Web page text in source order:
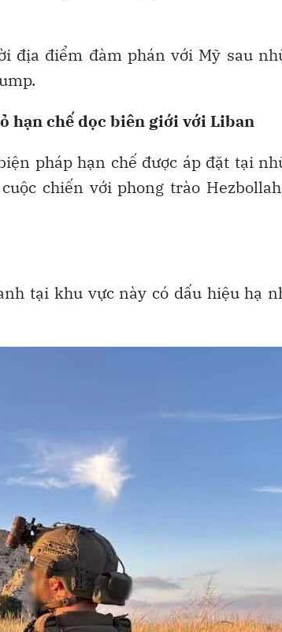
địa điểm đàm phán với Mỹ sau
hạn chế dọc biên giới với Liban
pháp hạn chế được áp đặt tại
chiến với phong trào
tại khu vực này có dấu hiệu hạ